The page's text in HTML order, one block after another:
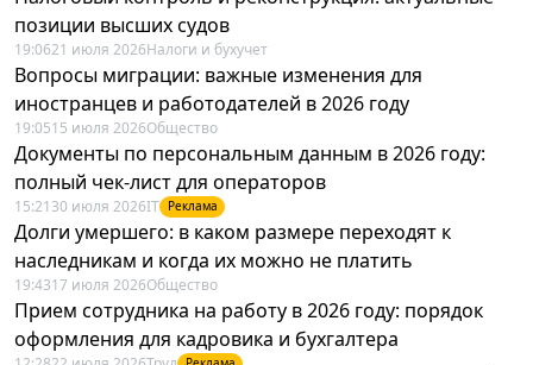
позиции высших судов
19:0621 июля 2026Налоги и бухучет
Вопросы миграции: важные изменения для
иностранцев и работодателей в 2026 году
19:0515 июля 2026Общество
Документы по персональным данным в 2026 году:
полный чек-лист для операторов
15:21 30 июля 2026IT Реклама
Долги умершего: в каком размере переходят к
наследникам и когда их можно не платить
19:4317 июля 2026Общество
Прием сотрудника на работу в 2026 году: порядок
оформления для кадровика и бухгалтера